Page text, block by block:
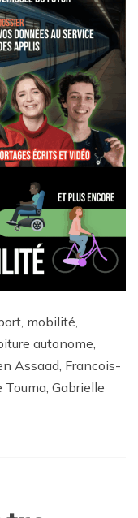
mobilité,
autonome,
Assaad, Francois-
Gabrielle